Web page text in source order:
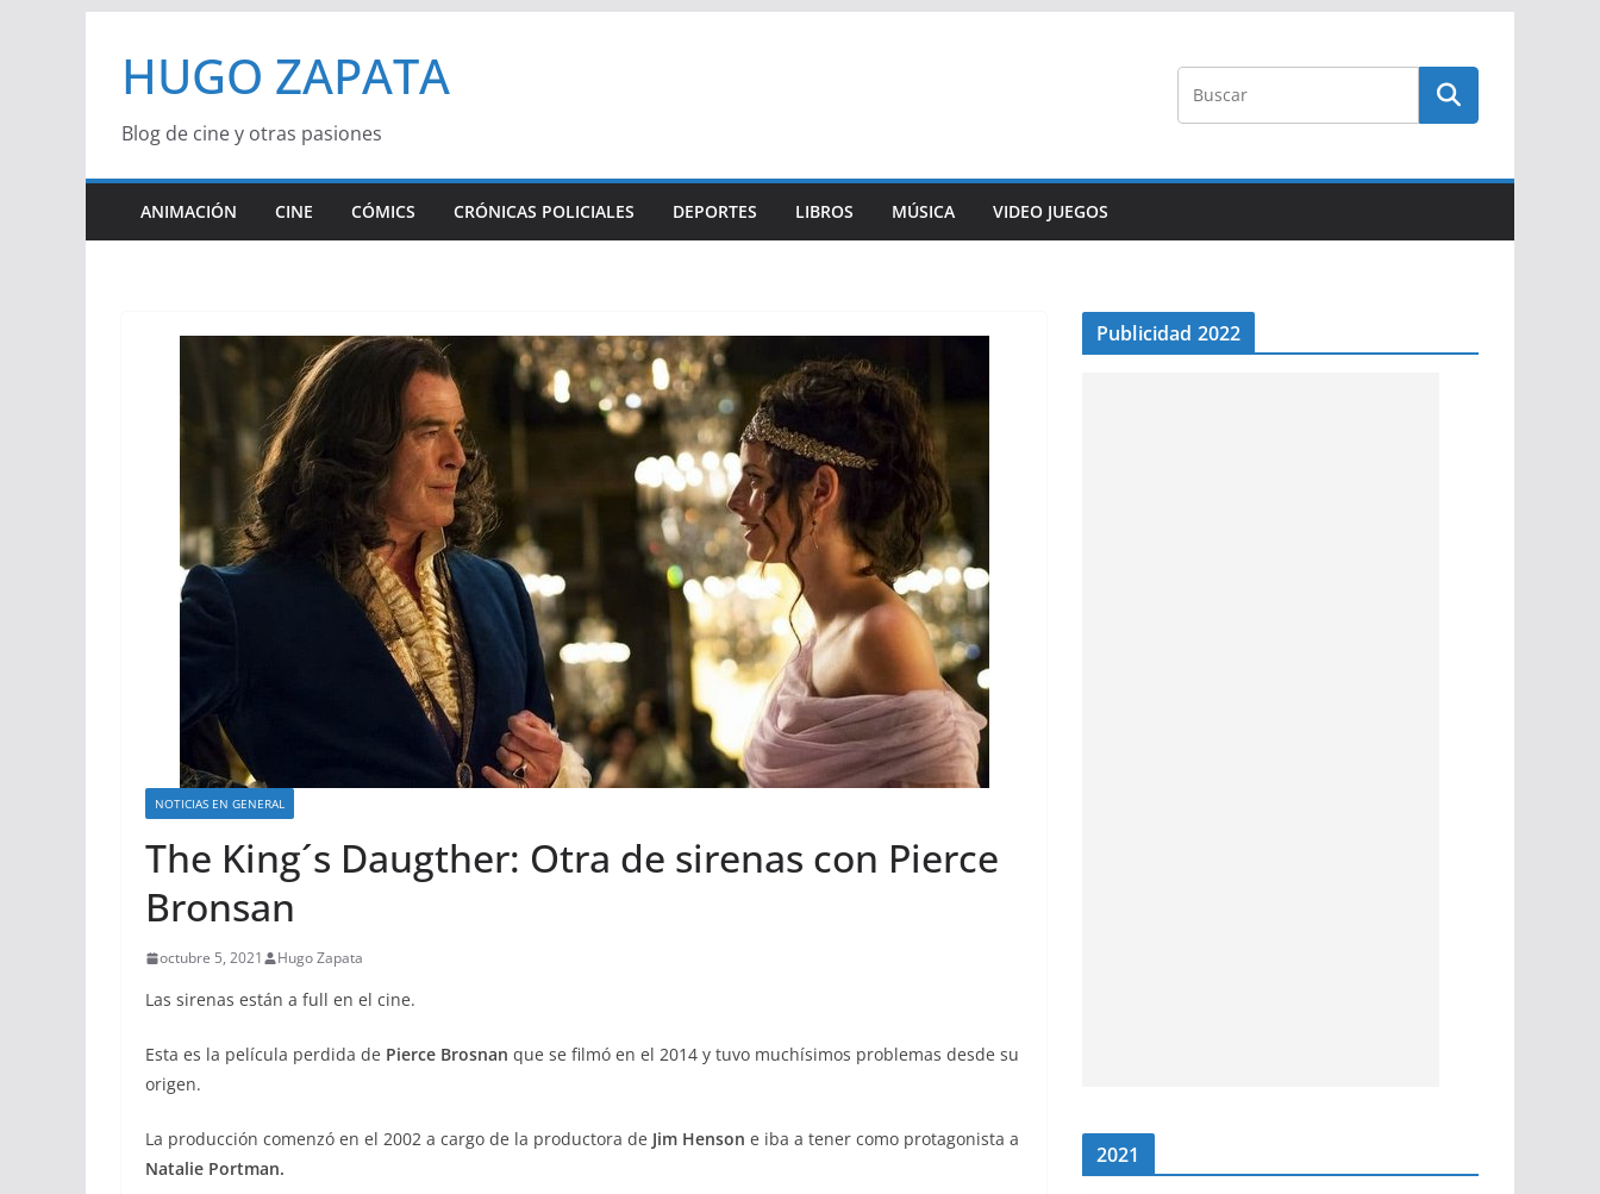
contenido
HUGO ZAPATA
Blog de cine y otras pasiones
ANIMACIÓN CINE CÓMICS CRÓNICAS POLICIALES DEPORTES LIBROS MÚSICA VIDEO JUEGOS
NOTICIAS EN GENERAL
The King´s Daugther: Otra de sirenas con Pierce
Bronsan
octubre 5, 2021 Hugo Zapata
Las sirenas están a full en el cine.
Esta es la película perdida de Pierce Brosnan que se filmó en el 2014 y tuvo muchísimos problemas desde su
origen.
La producción comenzó en el 2002 a cargo de la productora de Jim Henson e iba a tener como protagonista a
Natalie Portman.
Publicidad 2022
2021